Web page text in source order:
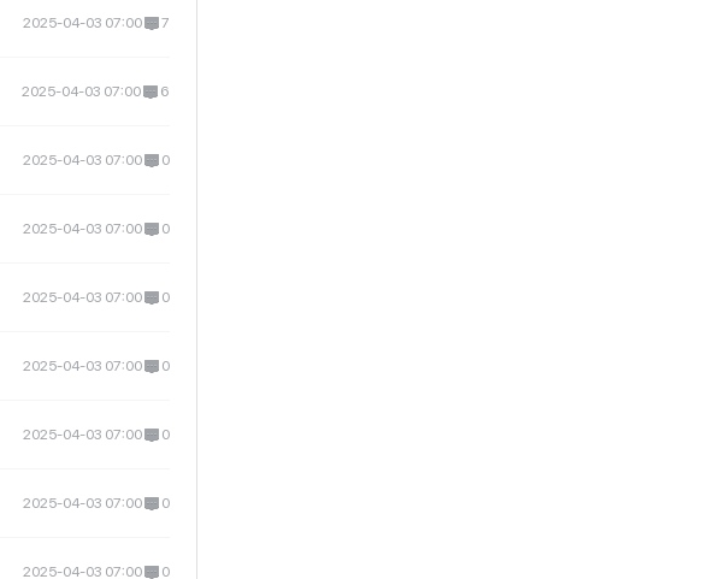
2025-04-03 07:00 7
2025-04-03 07:00 6
2025-04-03 07:00 0
2025-04-03 07:00 0
2025-04-03 07:00 0
2025-04-03 07:00 0
2025-04-03 07:00 0
2025-04-03 07:00 0
2025-04-03 07:00 0